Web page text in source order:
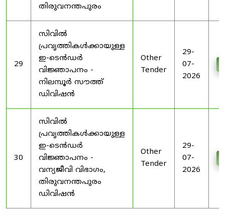
തിരുവനന്തപുരം
29
സിവിൽ
പ്രവൃത്തികൾക്കായുള്ള
ഇ-ടെൻഡർ
വിജ്ഞാപനം -
നിലമ്പൂർ സൗത്ത്
ഡിവിഷൻ
Other
Tender
29-
07-
2026
30
സിവിൽ
പ്രവൃത്തികൾക്കായുള്ള
ഇ-ടെൻഡർ
വിജ്ഞാപനം -
വന്യജീവി വിഭാഗം,
തിരുവനന്തപുരം
ഡിവിഷൻ
Other
Tender
29-
07-
2026